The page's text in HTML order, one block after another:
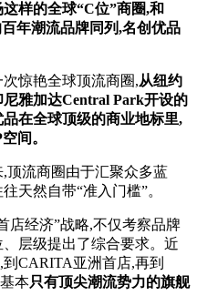
样的全球“C位”商圈,和
年潮流品牌同列,名创优品
惊艳全球顶流商圈,从纽约
雅加达Central Park开设的
在全球顶级的商业地标里,
间。
顶流商圈由于汇聚众多蓝
天然自带“准入门槛”。
店经济”战略,不仅考察品牌
层级提出了综合要求。近
CARITA亚洲首店,再到
本只有顶尖潮流势力的旗舰